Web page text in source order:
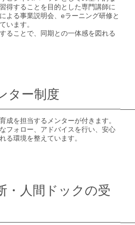
得することを目的とした専門講師に
よる事業説明会、eラーニング研修と
います。
ることで、同期との一体感を図れる
ター制度
成を担当するメンターが付きます。
フォロー、アドバイスを行い、安心
る環境を整えています。
・人間ドックの受